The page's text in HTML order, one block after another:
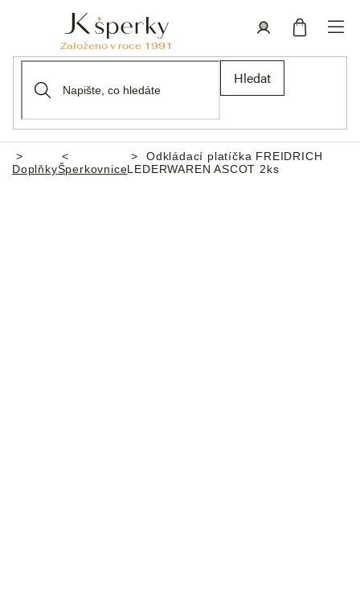
Hledat
Domů
DoplňkyŠperkovnice
Odkládací platíčka FREIDRICH
LEDERWAREN ASCOT 2ks